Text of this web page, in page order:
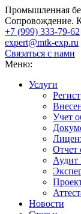
Промышленная
Сопровождение.
+7 (999) 333-79-62
expert@mtk-exp.ru
Связаться с нами
Меню:
Услуги
Учет
Новости